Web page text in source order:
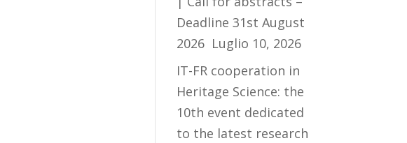
Deadline 31st August
2026 Luglio 10, 2026
IT-FR cooperation in
Heritage Science: the
10th event dedicated
to the latest research